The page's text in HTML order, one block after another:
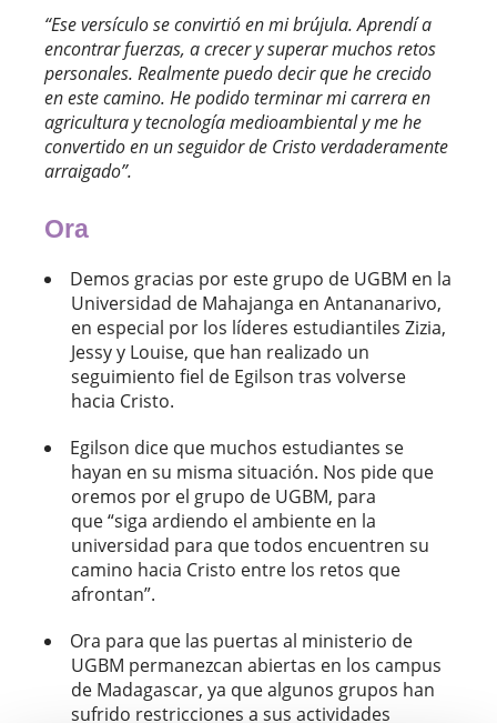
“Ese versículo se convirtió en mi brújula. Aprendí a
encontrar fuerzas, a crecer y superar muchos retos
personales. Realmente puedo decir que he crecido
en este camino. He podido terminar mi carrera en
agricultura y tecnología medioambiental y me he
convertido en un seguidor de Cristo verdaderamente
arraigado”.
Ora
Demos gracias por este grupo de UGBM en la
Universidad de Mahajanga en Antananarivo,
en especial por los líderes estudiantiles Zizia,
Jessy y Louise, que han realizado un
seguimiento fiel de Egilson tras volverse
hacia Cristo.
Egilson dice que muchos estudiantes se
hayan en su misma situación. Nos pide que
oremos por el grupo de UGBM, para
que “siga ardiendo el ambiente en la
universidad para que todos encuentren su
camino hacia Cristo entre los retos que
afrontan”.
Ora para que las puertas al ministerio de
UGBM permanezcan abiertas en los campus
de Madagascar, ya que algunos grupos han
sufrido restricciones a sus actividades